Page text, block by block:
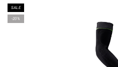
SALE
-20%